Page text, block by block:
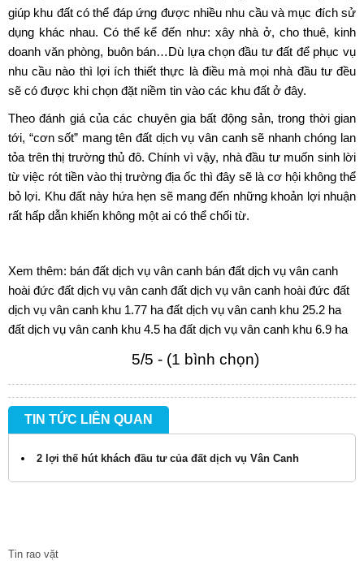
giúp khu đất có thể đáp ứng được nhiều nhu cầu và mục đích sử
dụng khác nhau. Có thể kể đến như: xây nhà ở, cho thuê, kinh
doanh văn phòng, buôn bán…Dù lựa chọn đầu tư đất để phục vụ
nhu cầu nào thì lợi ích thiết thực là điều mà mọi nhà đầu tư đều
sẽ có được khi chọn đặt niềm tin vào các khu đất ở đây.
Theo đánh giá của các chuyên gia bất động sản, trong thời gian
tới, “cơn sốt” mang tênđất dịch vụ vân canhsẽ nhanh chóng lan
tỏa trên thị trường thủ đô. Chính vì vậy, nhà đầu tư muốn sinh lời
từ việc rót tiền vào thị trường địa ốc thì đây sẽ là cơ hội không thể
bỏ lợi. Khu đất này hứa hẹn sẽ mang đến những khoản lợi nhuận
rất hấp dẫn khiến không một ai có thể chối từ.
Xem thêm: bán đất dịch vụ vân canh bán đất dịch vụ vân canh
hoài đức đất dịch vụ vân canh đất dịch vụ vân canh hoài đức đất
dịch vụ vân canh khu 1.77 ha đất dịch vụ vân canh khu 25.2 ha
đất dịch vụ vân canh khu 4.5 ha đất dịch vụ vân canh khu 6.9 ha
5/5 - (1 bình chọn)
TIN TỨC LIÊN QUAN
2 lợi thế hút khách đầu tư của đất dịch vụ Vân Canh
Tin rao vặt